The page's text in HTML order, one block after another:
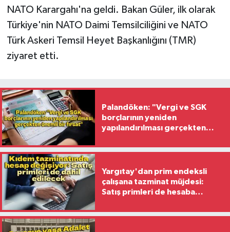
NATO Karargahı'na geldi. Bakan Güler, ilk olarak
Türkiye'nin NATO Daimi Temsilciliğini ve NATO
Türk Askeri Temsil Heyet Başkanlığını (TMR)
ziyaret etti.
Palandöken: "Vergi ve SGK
borçlarının yeniden
yapılandırılması gerçekten
Yargıtay'dan prim endeksli
çalışana tazminat müjdesi:
Satış primleri de hesaba